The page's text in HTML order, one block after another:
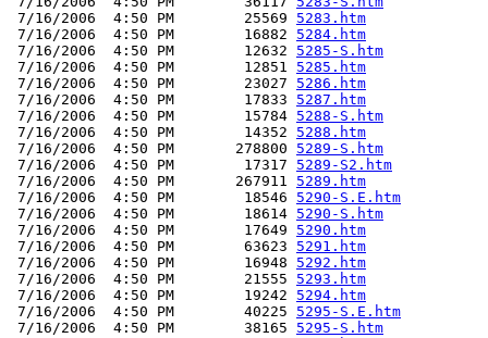
7/16/2006  4:50 PM        25569 5283.htm
7/16/2006  4:50 PM        16882 5284.htm
7/16/2006  4:50 PM        12632 5285-S.htm
7/16/2006  4:50 PM        12851 5285.htm
7/16/2006  4:50 PM        23027 5286.htm
7/16/2006  4:50 PM        17833 5287.htm
7/16/2006  4:50 PM        15784 5288-S.htm
7/16/2006  4:50 PM        14352 5288.htm
7/16/2006  4:50 PM       278800 5289-S.htm
7/16/2006  4:50 PM        17317 5289-S2.htm
7/16/2006  4:50 PM       267911 5289.htm
7/16/2006  4:50 PM        18546 5290-S.E.htm
7/16/2006  4:50 PM        18614 5290-S.htm
7/16/2006  4:50 PM        17649 5290.htm
7/16/2006  4:50 PM        63623 5291.htm
7/16/2006  4:50 PM        16948 5292.htm
7/16/2006  4:50 PM        21555 5293.htm
7/16/2006  4:50 PM        19242 5294.htm
7/16/2006  4:50 PM        40225 5295-S.E.htm
7/16/2006  4:50 PM        38165 5295-S.htm